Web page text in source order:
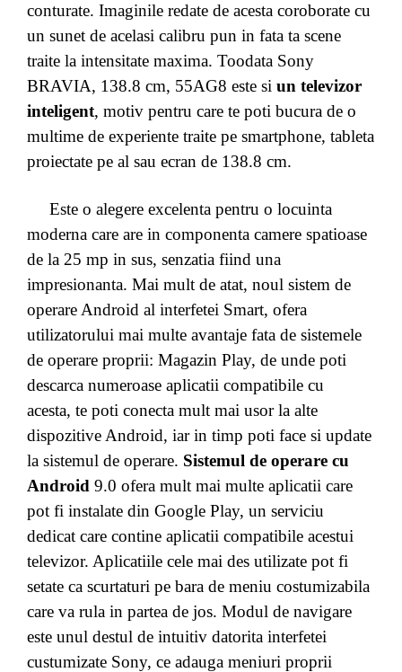
conturate. Imaginile redate de acesta coroborate cu
un sunet de acelasi calibru pun in fata ta scene
traite la intensitate maxima. Toodata Sony
BRAVIA, 138.8 cm, 55AG8 este si un televizor
inteligent, motiv pentru care te poti bucura de o
multime de experiente traite pe smartphone, tableta
proiectate pe al sau ecran de 138.8 cm.
Este o alegere excelenta pentru o locuinta
moderna care are in componenta camere spatioase
de la 25 mp in sus, senzatia fiind una
impresionanta. Mai mult de atat, noul sistem de
operare Android al interfetei Smart, ofera
utilizatorului mai multe avantaje fata de sistemele
de operare proprii: Magazin Play, de unde poti
descarca numeroase aplicatii compatibile cu
acesta, te poti conecta mult mai usor la alte
dispozitive Android, iar in timp poti face si update
la sistemul de operare. Sistemul de operare cu
Android 9.0 ofera mult mai multe aplicatii care
pot fi instalate din Google Play, un serviciu
dedicat care contine aplicatii compatibile acestui
televizor. Aplicatiile cele mai des utilizate pot fi
setate ca scurtaturi pe bara de meniu costumizabila
care va rula in partea de jos. Modul de navigare
este unul destul de intuitiv datorita interfetei
custumizate Sony, ce adauga meniuri proprii